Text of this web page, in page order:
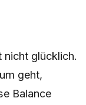
nicht glücklich.
geht,
Balance